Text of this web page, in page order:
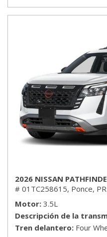
2026 NISSAN
# 01TC258615, Ponce, PR
Motor 3.5L
Descripción de la
Tren delantero Four